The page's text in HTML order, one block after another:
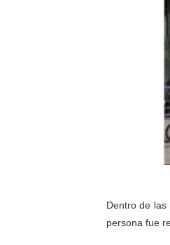
Dentro de las
persona fue